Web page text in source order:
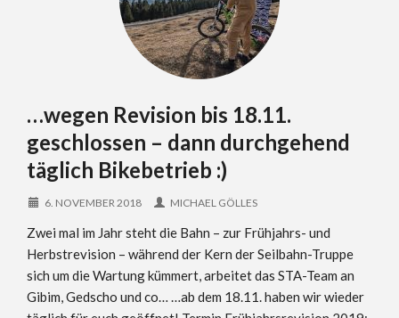
…wegen Revision bis 18.11.
geschlossen – dann durchgehend
täglich Bikebetrieb :)
6. NOVEMBER 2018 MICHAEL GÖLLES
Zwei mal im Jahr steht die Bahn – zur Frühjahrs- und
Herbstrevision – während der Kern der Seilbahn-Truppe
sich um die Wartung kümmert, arbeitet das STA-Team an
Gibim, Gedscho und co… …ab dem 18.11. haben wir wieder